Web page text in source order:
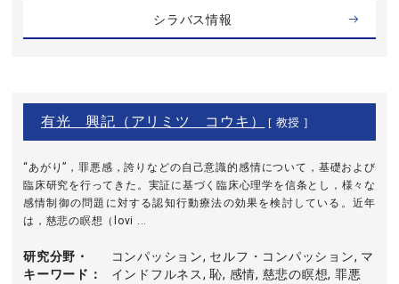
シラバス情報
有光 興記（アリミツ コウキ） [ 教授 ]
“あがり”，罪悪感，誇りなどの自己意識的感情について，基礎および
臨床研究を行ってきた。実証に基づく臨床心理学を信条とし，様々な
感情制御の問題に対する認知行動療法の効果を検討している。近年
は，慈悲の瞑想（lovi ...
研究分野・
キーワード
コンパッション, セルフ・コンパッション, マ
インドフルネス, 恥, 感情, 慈悲の瞑想, 罪悪